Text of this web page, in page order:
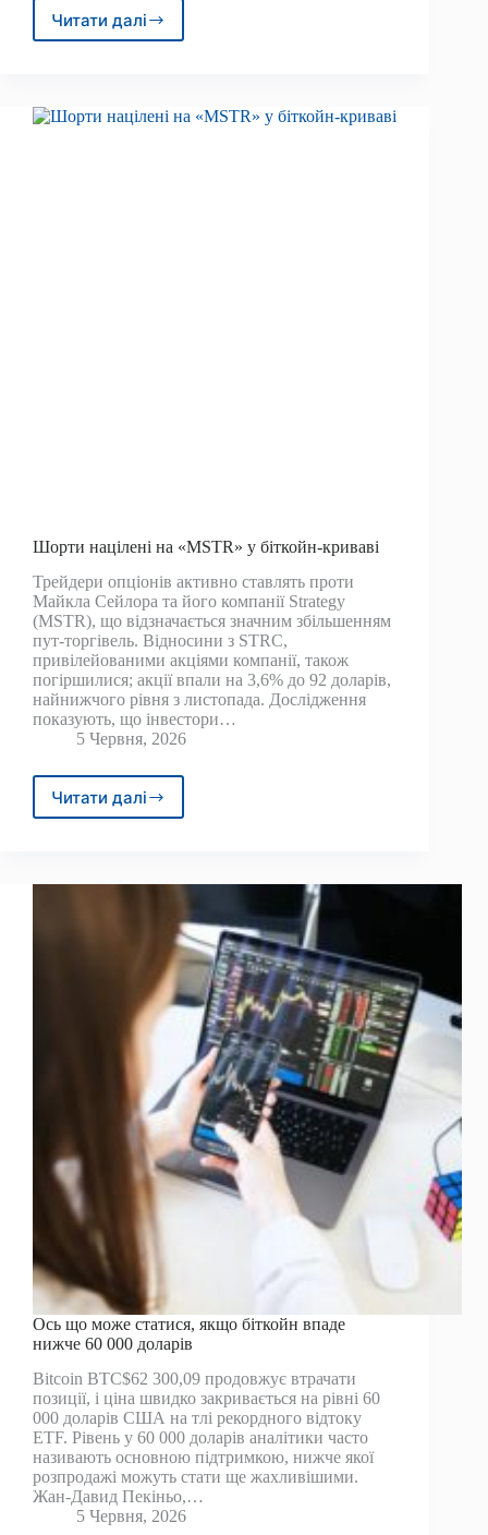
Читати далі
Біткойн
000
доларів
Шорти націлені на «MSTR» у біткойн-криваві
Трейдери опціонів активно ставлять проти
Майкла Сейлора та його компанії Strategy
(MSTR), що відзначається значним збільшенням
пут-торгівель. Відносини з STRC,
привілейованими акціями компанії, також
погіршилися; акції впали на 3,6% до 92 доларів,
найнижчого рівня з листопада. Дослідження
показують, що інвестори…
5 Червня, 2026
Читати далі
Шорти
у
Ось що може статися, якщо біткойн впаде
нижче 60 000 доларів
Bitcoin BTC$62 300,09 продовжує втрачати
позиції, і ціна швидко закривається на рівні 60
000 доларів США на тлі рекордного відтоку
ETF. Рівень у 60 000 доларів аналітики часто
називають основною підтримкою, нижче якої
розпродажі можуть стати ще жахливішими.
Жан-Давид Пекіньо,…
5 Червня, 2026